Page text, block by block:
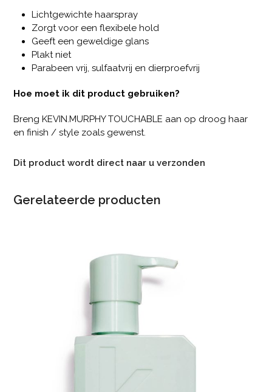
Lichtgewichte haarspray
Zorgt voor een flexibele hold
Geeft een geweldige glans
Plakt niet
Parabeen vrij, sulfaatvrij en dierproefvrij
Hoe moet ik dit product gebruiken?
Breng KEVIN.MURPHY TOUCHABLE aan op droog haar
en finish / style zoals gewenst.
Dit product wordt direct naar u verzonden
Gerelateerde producten